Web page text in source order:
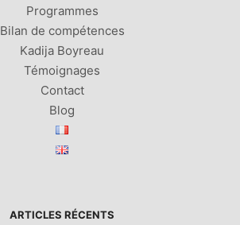
Programmes
Bilan de compétences
Kadija Boyreau
Témoignages
Contact
Blog
ARTICLES RÉCENTS